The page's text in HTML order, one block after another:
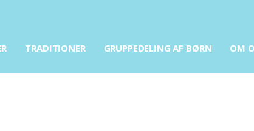
TRADITIONER GRUPPEDELING AF BØRN OM